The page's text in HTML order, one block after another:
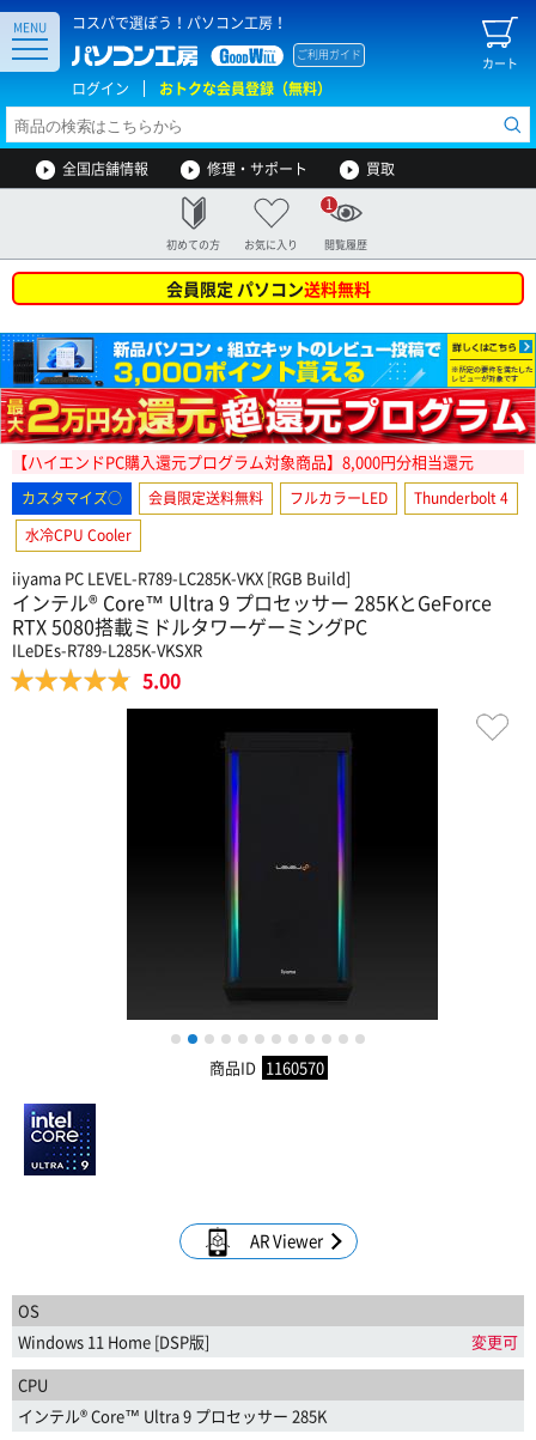
コスパで選ぼう！パソコン工房！
カート
ご利用ガイド
ログイン おトクな会員登録（無料）
MENU
全国店舗情報 修理・サポート 買取
初めての方 お気に入り 閲覧履歴
1
会員限定 パソコン送料無料
【ハイエンドPC購入還元プログラム対象商品】8,000円分相当還元
カスタマイズ○ 会員限定送料無料 フルカラーLED
Thunderbolt 4
水冷CPU Cooler
iiyama PC LEVEL-R789-LC285K-VKX [RGB Build]
インテル® Core™ Ultra 9 プロセッサー 285KとGeForce
RTX 5080搭載ミドルタワーゲーミングPC
ILeDEs-R789-L285K-VKSXR
5.00
1 2 3 4 5 6 7 8 9 10 11
商品ID 1160570
AR Viewer
OS
Windows 11 Home [DSP版]
変更可
CPU
インテル® Core™ Ultra 9 プロセッサー 285K